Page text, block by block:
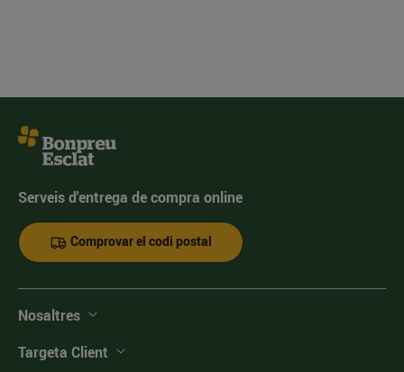
Serveis d'entrega de compra online
Comprovar el codi postal
Nosaltres
Targeta Client